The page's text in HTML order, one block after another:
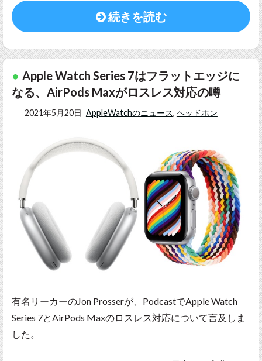
続きを読む
Apple Watch Series 7はフラットエッジに
なる、AirPods Maxがロスレス対応の噂
2021年5月20日 AppleWatchのニュース, ヘッドホン
有名リーカーのJon Prosserが、PodcastでApple Watch
Series 7とAirPods Maxのロスレス対応について言及しま
した。